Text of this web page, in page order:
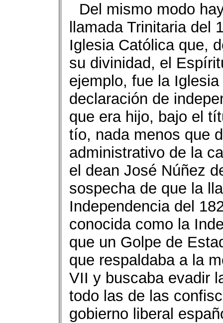
Del mismo modo
llamada Trinitaria del
Iglesia Católica que,
su divinidad, el
ejemplo, fue la
declaración de
que era hijo, bajo el
tío, nada menos que
administrativo de la
el dean José Núñez
sospecha de que la
Independencia del
conocida como la
que un Golpe de
que respaldaba a la
VII y buscaba evadir
todo las de las
gobierno liberal